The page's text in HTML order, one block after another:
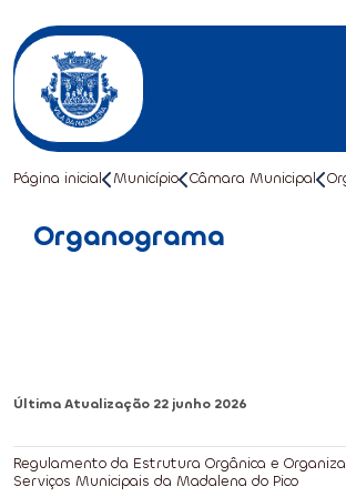
Página inicial Município Câmara Municipal
Organograma
Última Atualização 22 junho 2026
Regulamento da Estrutura Orgânica e
Serviços Municipais da Madalena do Pico